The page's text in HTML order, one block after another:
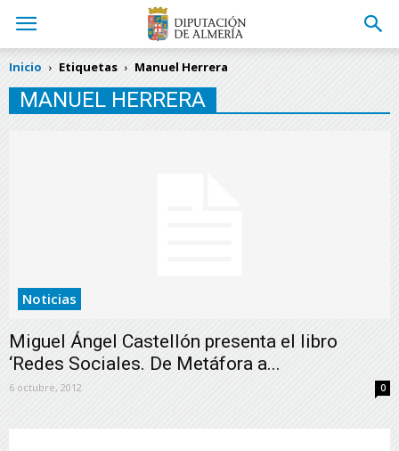
Inicio Etiquetas Manuel Herrera
MANUEL HERRERA
Noticias
Miguel Ángel Castellón presenta el libro
‘Redes Sociales. De Metáfora a...
6 octubre, 2012 0